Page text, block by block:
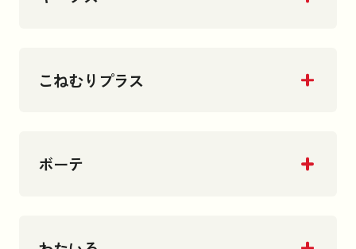
こねむりプラス
ボーテ